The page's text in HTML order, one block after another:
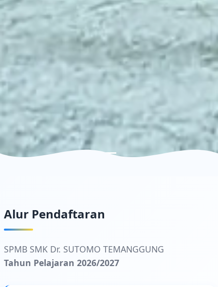
Alur Pendaftaran
SPMB SMK Dr. SUTOMO TEMANGGUNG
Tahun Pelajaran 2026/2027